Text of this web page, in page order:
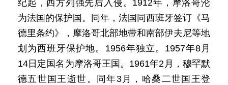
纪起，西方列强先后入侵。1912年，摩洛哥沦
为法国的保护国。同年，法国同西班牙签订《马
德里条约》，摩洛哥北部地带和南部伊夫尼等地
划为西班牙保护地。1956年独立。1957年8月
14日定国名为摩洛哥王国。1961年2月，穆罕默
德五世国王逝世。同年3月，哈桑二世国王登